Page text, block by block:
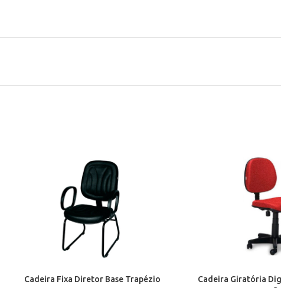
Cadeira Fixa Diretor Base Trapézio
Cadeira Giratória